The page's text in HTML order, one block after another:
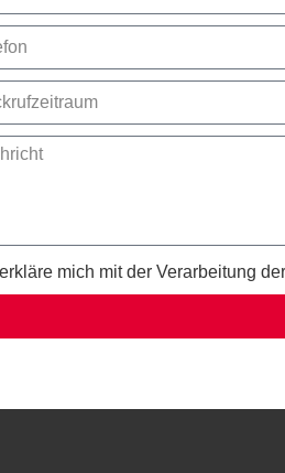
erkläre mich mit der Verarbeitung